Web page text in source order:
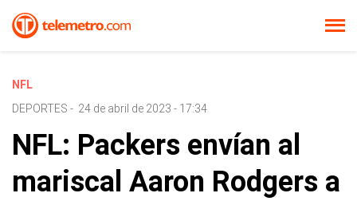
NFL
DEPORTES - 24 de abril de 2023 - 17:34
NFL: Packers envían al
mariscal Aaron Rodgers a